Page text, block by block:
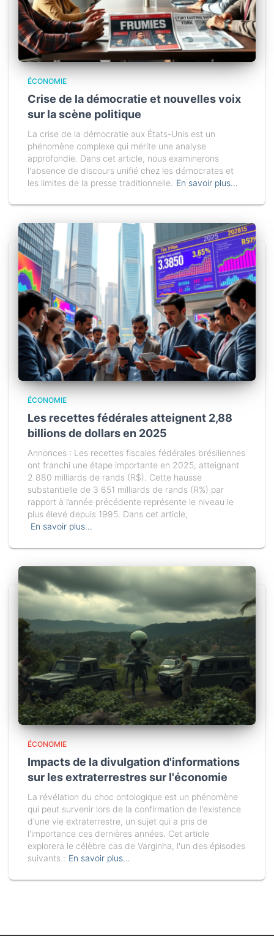
ÉCONOMIE
Crise de la démocratie et nouvelles voix
sur la scène politique
La crise de la démocratie aux États-Unis est un
phénomène complexe qui mérite une analyse
approfondie. Dans cet article, nous examinerons
l'absence de discours unifié chez les démocrates et
les limites de la presse traditionnelle. En savoir plus…
ÉCONOMIE
Les recettes fédérales atteignent 2,88
billions de dollars en 2025
Annonces : Les recettes fiscales fédérales brésiliennes
ont franchi une étape importante en 2025, atteignant
2 880 milliards de rands (R$). Cette hausse
substantielle de 3 651 milliards de rands (R%) par
rapport à l’année précédente représente le niveau le
plus élevé depuis 1995. Dans cet article,
En savoir plus…
ÉCONOMIE
Impacts de la divulgation d'informations
sur les extraterrestres sur l'économie
La révélation du choc ontologique est un phénomène
qui peut survenir lors de la confirmation de l'existence
d'une vie extraterrestre, un sujet qui a pris de
l'importance ces dernières années. Cet article
explorera le célèbre cas de Varginha, l'un des épisodes
suivants : En savoir plus…